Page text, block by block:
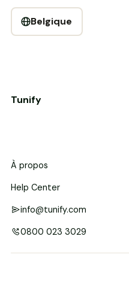
Belgique
Tunify
À propos
Help Center
info@tunify.com
0800 023 3029